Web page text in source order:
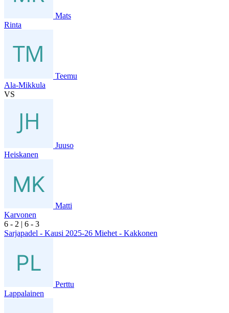
Mats
Rinta
Teemu
Ala-Mikkula
VS
Juuso
Heiskanen
Matti
Karvonen
6 - 2 | 6 - 3
Sarjapadel - Kausi 2025-26 Miehet - Kakkonen
Perttu
Lappalainen